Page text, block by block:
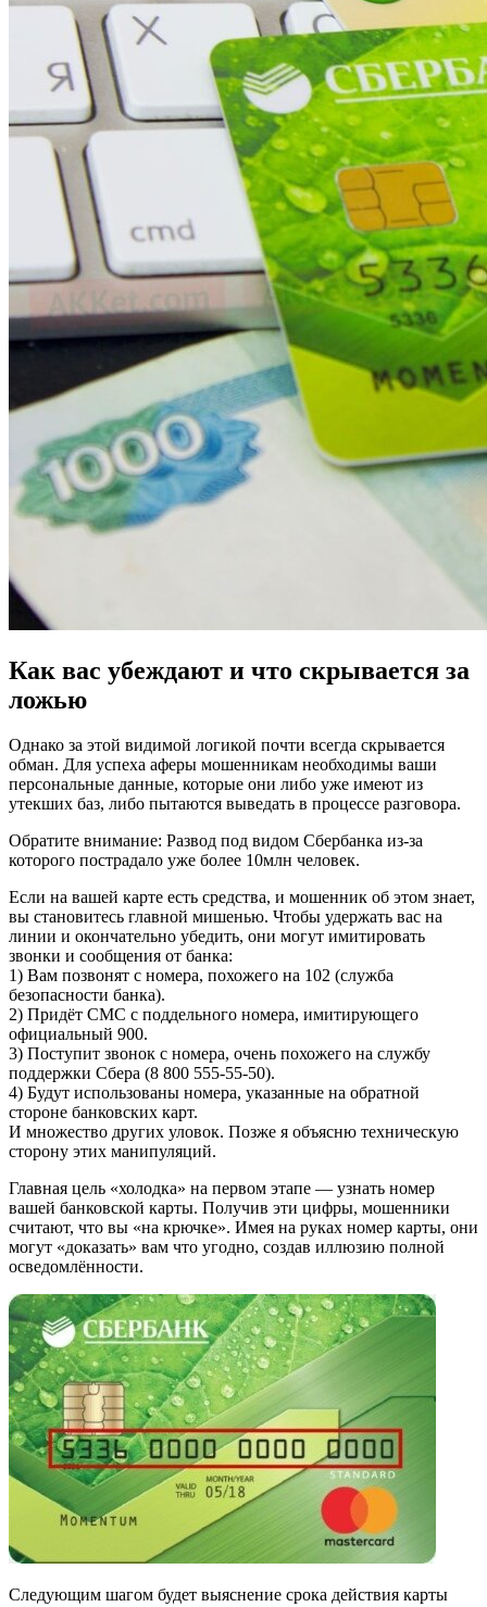
Как вас убеждают и что скрывается за
ложью
Однако за этой видимой логикой почти всегда скрывается
обман. Для успеха аферы мошенникам необходимы ваши
персональные данные, которые они либо уже имеют из
утекших баз, либо пытаются выведать в процессе разговора.
Обратите внимание: Развод под видом Сбербанка из-за
которого пострадало уже более 10млн человек.
Если на вашей карте есть средства, и мошенник об этом знает,
вы становитесь главной мишенью. Чтобы удержать вас на
линии и окончательно убедить, они могут имитировать
звонки и сообщения от банка:
1) Вам позвонят с номера, похожего на 102 (служба
безопасности банка).
2) Придёт СМС с поддельного номера, имитирующего
официальный 900.
3) Поступит звонок с номера, очень похожего на службу
поддержки Сбера (8 800 555-55-50).
4) Будут использованы номера, указанные на обратной
стороне банковских карт.
И множество других уловок. Позже я объясню техническую
сторону этих манипуляций.
Главная цель «холодка» на первом этапе — узнать номер
вашей банковской карты. Получив эти цифры, мошенники
считают, что вы «на крючке». Имея на руках номер карты, они
могут «доказать» вам что угодно, создав иллюзию полной
осведомлённости.
Следующим шагом будет выяснение срока действия карты